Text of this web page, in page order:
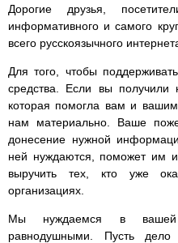
Дорогие друзья,
информативного и самого
всего русскоязычного
Для того, чтобы
средства. Если вы
которая помогла вам и
нам материально. Ваше
донесение нужной
ней нуждаются, поможет им
выручить тех, кто уже
организациях.
Мы нуждаемся в вашей
равнодушными. Пусть дело